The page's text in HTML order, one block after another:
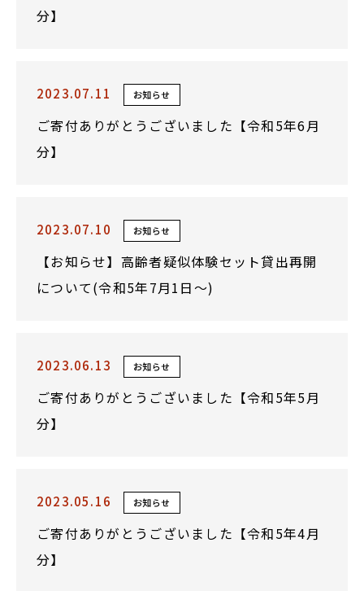
分】
2023.07.11 お知らせ
ご寄付ありがとうございました【令和5年6月
分】
2023.07.10 お知らせ
【お知らせ】高齢者疑似体験セット貸出再開
について(令和5年7月1日～)
2023.06.13 お知らせ
ご寄付ありがとうございました【令和5年5月
分】
2023.05.16 お知らせ
ご寄付ありがとうございました【令和5年4月
分】